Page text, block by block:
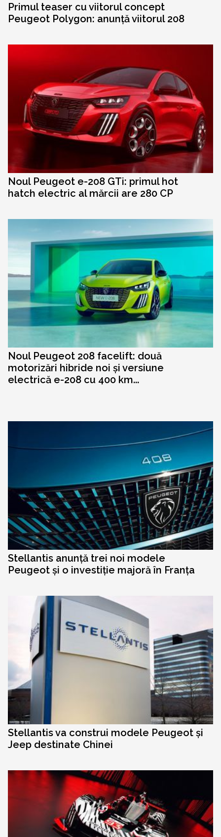
Primul teaser cu viitorul concept
Peugeot Polygon: anunță viitorul 208
Noul Peugeot e-208 GTi: primul hot
hatch electric al mărcii are 280 CP
Noul Peugeot 208 facelift: două
motorizări hibride noi și versiune
electrică e-208 cu 400 km...
Stellantis anunță trei noi modele
Peugeot și o investiție majoră în Franța
Stellantis va construi modele Peugeot și
Jeep destinate Chinei